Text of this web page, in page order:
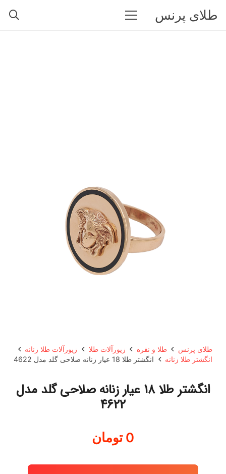
طلای پرنس
طلای پرنس طلا و نقره زیورآلات طلا
زیورآلات طلا زنانه
انگشتر طلا زنانه
انگشتر طلا 18 عیار زنانه صلاحی گلد مدل 4622
انگشتر طلا 18 عیار زنانه صلاحی گلد مدل
4622
0 تومان